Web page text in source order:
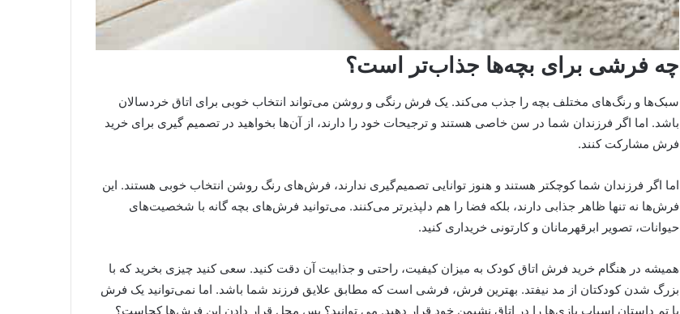
چه فرشی برای بچه‌‌ها جذاب‌تر است؟
سبک‌ها و رنگ‌های مختلف بچه را جذب می‌کند. یک فرش رنگی و روشن می‌تواند انتخاب خوبی برای اتاق خردسالان
باشد. اما اگر فرزندان شما در سن خاصی هستند و ترجیحات خود را دارند، از آن‌ها بخواهید در تصمیم گیری برای خرید
فرش مشارکت کنند.
اما اگر فرزندان شما کوچکتر هستند و هنوز توانایی تصمیم‌گیری ندارند، فرش‌های رنگ روشن انتخاب خوبی هستند. این
فرش‌ها نه تنها ظاهر جذابی دارند، بلکه فضا را هم دلپذیرتر می‌کنند. می‌توانید فرش‌های بچه گانه با شخصیت‌های
حیوانات، تصویر ابرقهرمانان و کارتونی خریداری کنید.
همیشه در هنگام خرید فرش اتاق کودک به میزان کیفیت، راحتی و جذابیت آن دقت کنید. سعی کنید چیزی بخرید که با
بزرگ شدن کودکتان از مد نیفتد. بهترین فرش، فرشی است که مطابق علایق فرزند شما باشد. اما نمی‌توانید یک فرش
با تم داستان اسباب بازی‌ها را در اتاق نشیمن خود قرار دهید. می توانید؟ پس محل قرار دادن این فرش‌ها کجاست؟